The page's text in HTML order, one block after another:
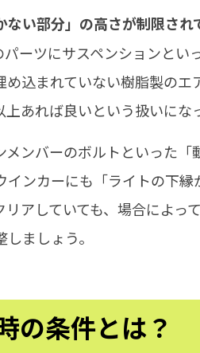
ない部分」の高さが制限され
ーツにサスペンションと
込まれていない樹脂製の
あれば良いという扱いにな
ンバーのボルトといった「
ンカーにも「ライトの下
アしていても、場合によっ
ましょう。
の条件とは？